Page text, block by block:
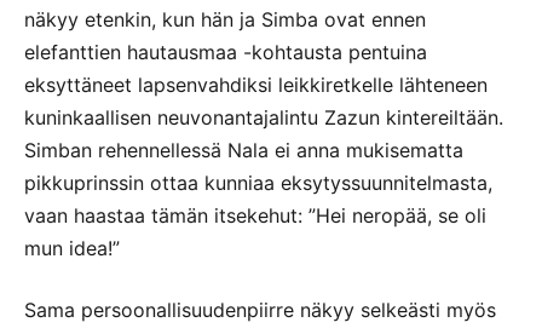
näkyy etenkin, kun hän ja Simba ovat ennen
elefanttien hautausmaa -kohtausta pentuina
eksyttäneet lapsenvahdiksi leikkiretkelle lähteneen
kuninkaallisen neuvonantajalintu Zazun kintereiltään.
Simban rehennellessä Nala ei anna mukisematta
pikkuprinssin ottaa kunniaa eksytyssuunnitelmasta,
vaan haastaa tämän itsekehut: ”Hei neropää, se oli
mun idea!”
Sama persoonallisuudenpiirre näkyy selkeästi myös